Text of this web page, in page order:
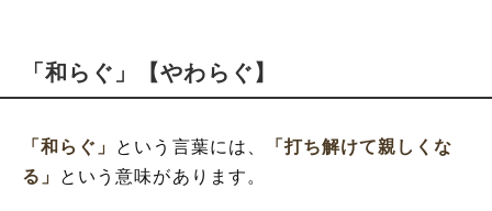
「和らぐ」【やわらぐ】
「和らぐ」 という言葉には、
「打ち解けて親しくな
る」
という意味があります。